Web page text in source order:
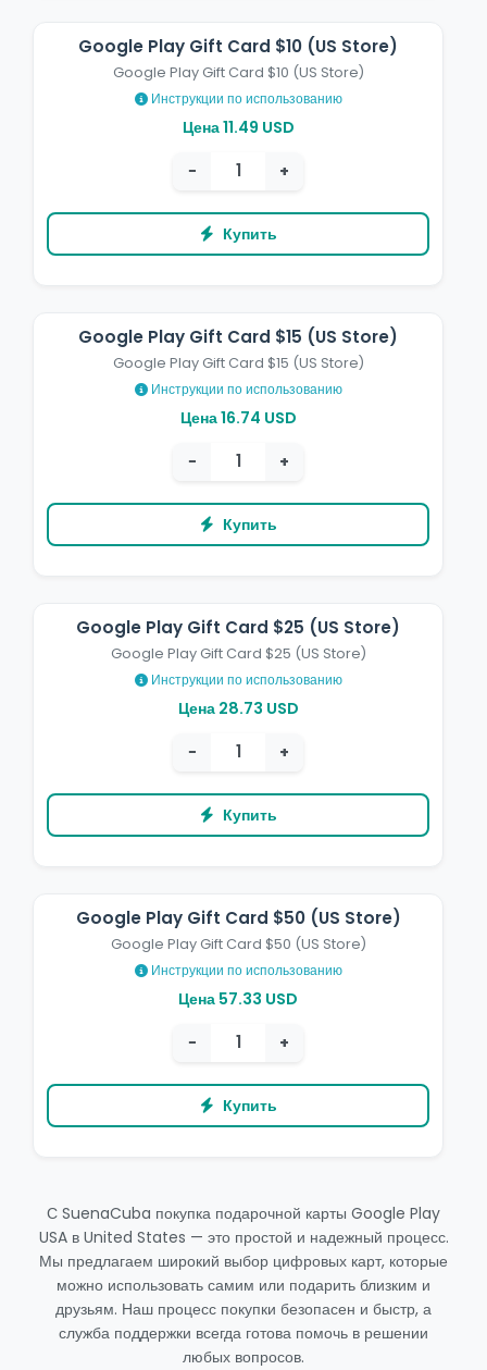
Google Play Gift Card $10 (US Store)
Google Play Gift Card $10 (US Store)
Инструкции по использованию
Цена 11.49 USD
−
+
Купить
Google Play Gift Card $15 (US Store)
Google Play Gift Card $15 (US Store)
Инструкции по использованию
Цена 16.74 USD
−
+
Купить
Google Play Gift Card $25 (US Store)
Google Play Gift Card $25 (US Store)
Инструкции по использованию
Цена 28.73 USD
−
+
Купить
Google Play Gift Card $50 (US Store)
Google Play Gift Card $50 (US Store)
Инструкции по использованию
Цена 57.33 USD
−
+
Купить
С SuenaCuba покупка подарочной карты Google Play
USA в United States — это простой и надежный процесс.
Мы предлагаем широкий выбор цифровых карт, которые
можно использовать самим или подарить близким и
друзьям. Наш процесс покупки безопасен и быстр, а
служба поддержки всегда готова помочь в решении
любых вопросов.